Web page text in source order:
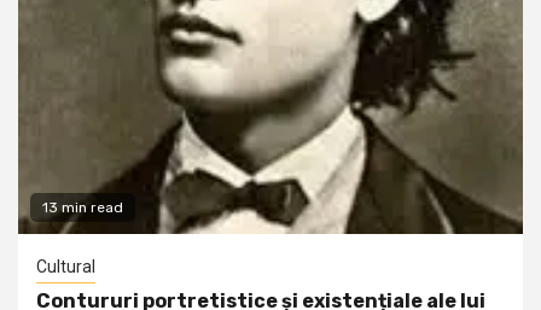
13 min read
Cultural
Contururi portretistice și existențiale ale lui